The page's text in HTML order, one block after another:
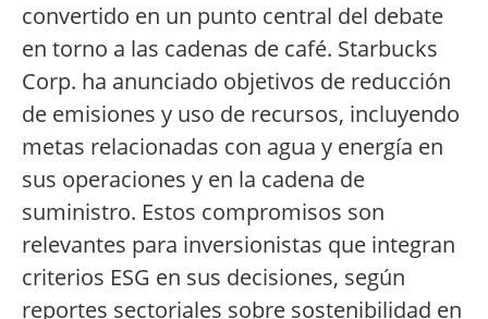
convertido en un punto central del debate
en torno a las cadenas de café. Starbucks
Corp. ha anunciado objetivos de reducción
de emisiones y uso de recursos, incluyendo
metas relacionadas con agua y energía en
sus operaciones y en la cadena de
suministro. Estos compromisos son
relevantes para inversionistas que integran
criterios ESG en sus decisiones, según
reportes sectoriales sobre sostenibilidad en